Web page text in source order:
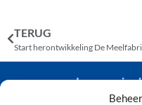
TERUG
Start herontwikkeling De
van der